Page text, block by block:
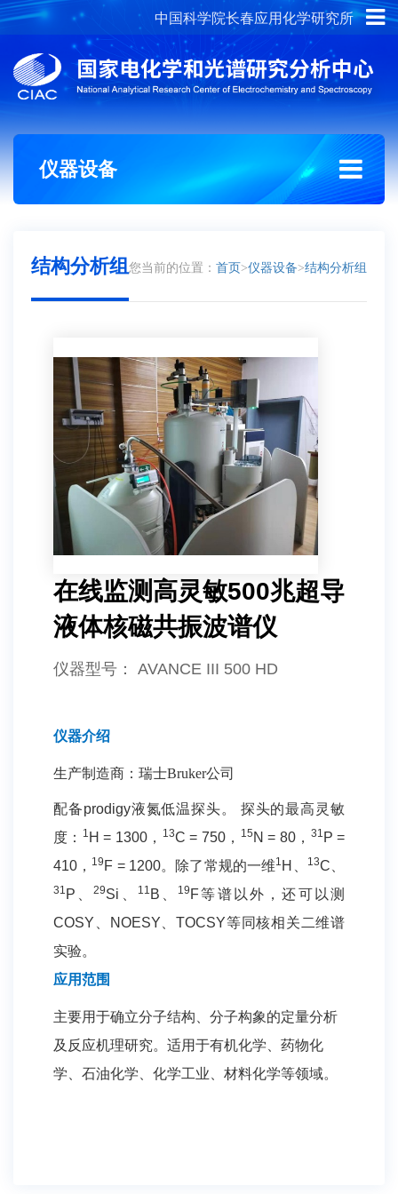
中国科学院长春应用化学研究所
概况介绍 组织架构
仪器设备
结构分析组您当前的位置： 首页>仪器设备>结构分析组
在线监测高灵敏500兆超导
液体核磁共振波谱仪
仪器型号 ： AVANCE III 500 HD
仪器介绍
生产制造商：瑞士Bruker公司
配备prodigy液氮低温探头。 探头的最高灵敏
度：
1 H = 1300， 13C = 750， 15 N = 80， 31 P =
410， 19 F = 1200。除了常规的一维1 H、 13C、
31 P、29Si、 11 B、 19 F等谱以外，还可以测
COSY、NOESY、TOCSY等同核相关二维谱
实验。
应用范围
主要用于确立分子结构、分子构象的定量分析
及反应机理研究。适用于有机化学、药物化
学、石油化学、化学工业、材料化学等领域。